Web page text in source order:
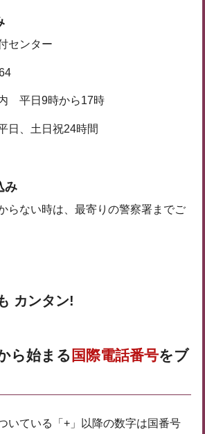
センター
平日9時から17時
、土日祝24時間
み
らない時は、最寄りの警察署までご
カンタン!
ら始まる 国際電話番号をブ
いている「+」以降の数字は国番号